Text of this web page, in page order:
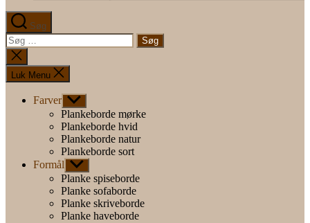
Søg
Søg
efter:
Luk
søgning
Luk Menu
Farver Vis
undermenu
Plankeborde mørke
Plankeborde hvid
Plankeborde natur
Plankeborde sort
Formål Vis
undermenu
Planke spiseborde
Planke sofaborde
Planke skriveborde
Planke haveborde